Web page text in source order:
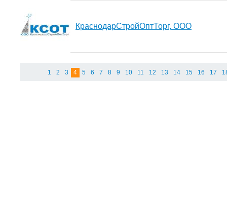
КраснодарСтройОптТорг, ООО
1 2 3 4 5 6 7 8 9 10 11 12 13 14 15 16 17